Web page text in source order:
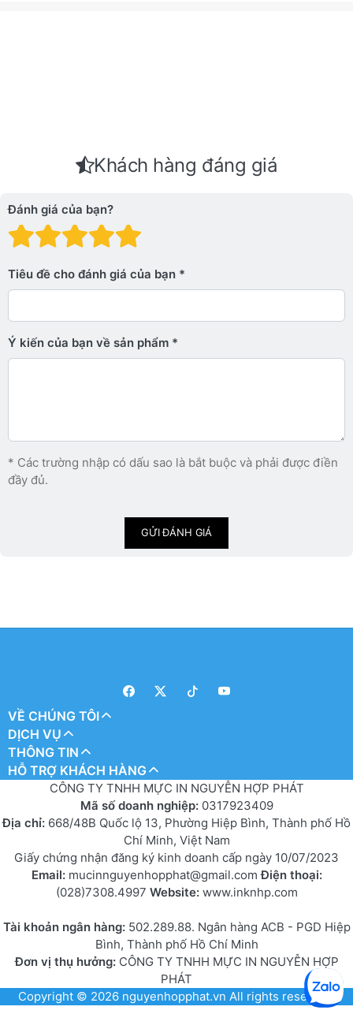
Khách hàng đáng giá
Đánh giá của bạn?
Đánh giá: 4 trên 5
Đánh giá: 3 trên 5 sao.
Đánh giá: 2 trên 5 sao.
Đánh giá: 1 trên 5 sao. Xấu
Tiêu đề cho đánh giá của bạn
Ý kiến ​​của bạn về sản phẩm
* Các trường nhập có dấu sao là bắt buộc và phải được điền
đầy đủ.
GỬI ĐÁNH GIÁ
VỀ CHÚNG TÔI
DỊCH VỤ
THÔNG TIN
HỖ TRỢ KHÁCH HÀNG
CÔNG TY TNHH MỰC IN NGUYỄN HỢP PHÁT
Mã số doanh nghiệp: 0317923409
Địa chỉ: 668/48B Quốc lộ 13, Phường Hiệp Bình, Thành phố Hồ
Chí Minh, Việt Nam
Giấy chứng nhận đăng ký kinh doanh cấp ngày 10/07/2023
Email: mucinnguyenhopphat@gmail.comĐiện thoại:
(028)7308.4997 Website: www.inknhp.com
Tài khoản ngân hàng: 502.289.88. Ngân hàng ACB - PGD Hiệp
Bình, Thành phố Hồ Chí Minh
Đơn vị thụ hưởng:CÔNG TY TNHH MỰC IN NGUYỄN HỢP
PHÁT
Copyright © 2026 nguyenhopphat.vn All rights reserved.